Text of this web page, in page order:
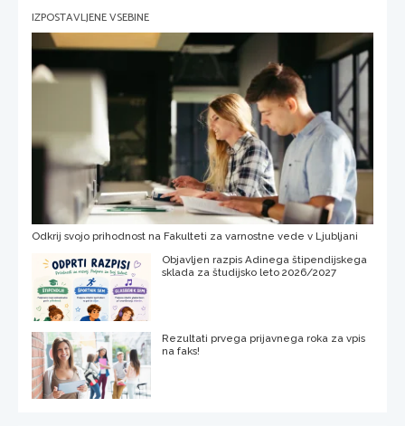
IZPOSTAVLJENE VSEBINE
Odkrij svojo prihodnost na Fakulteti za varnostne vede v Ljubljani
Objavljen razpis Adinega štipendijskega
sklada za študijsko leto 2026/2027
Rezultati prvega prijavnega roka za vpis
na faks!